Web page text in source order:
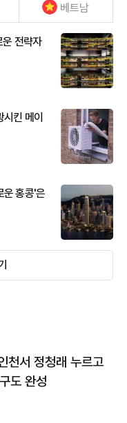
베트남
전략자
킨 메이
운 홍콩'은
천서 정청래 누르고
도 완성